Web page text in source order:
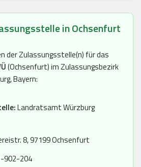
in Ochsenfurt
der Zulassungsstelle(n) für das
(Ochsenfurt) im Zulassungsbezirk
Bayern:
Landratsamt Würzburg
8, 97199 Ochsenfurt
902-204